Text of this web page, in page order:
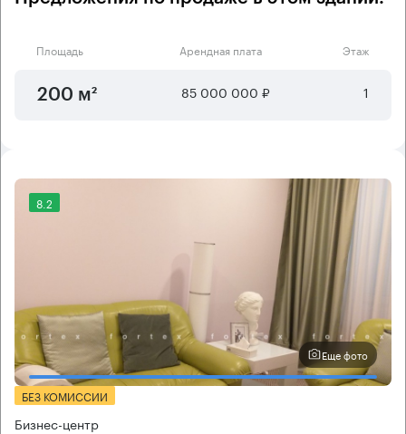
Площадь Арендная плата Этаж
200 м² 85 000 000 ₽ 1
8.2
Еще фото
БЕЗ КОМИССИИ
Бизнес-центр